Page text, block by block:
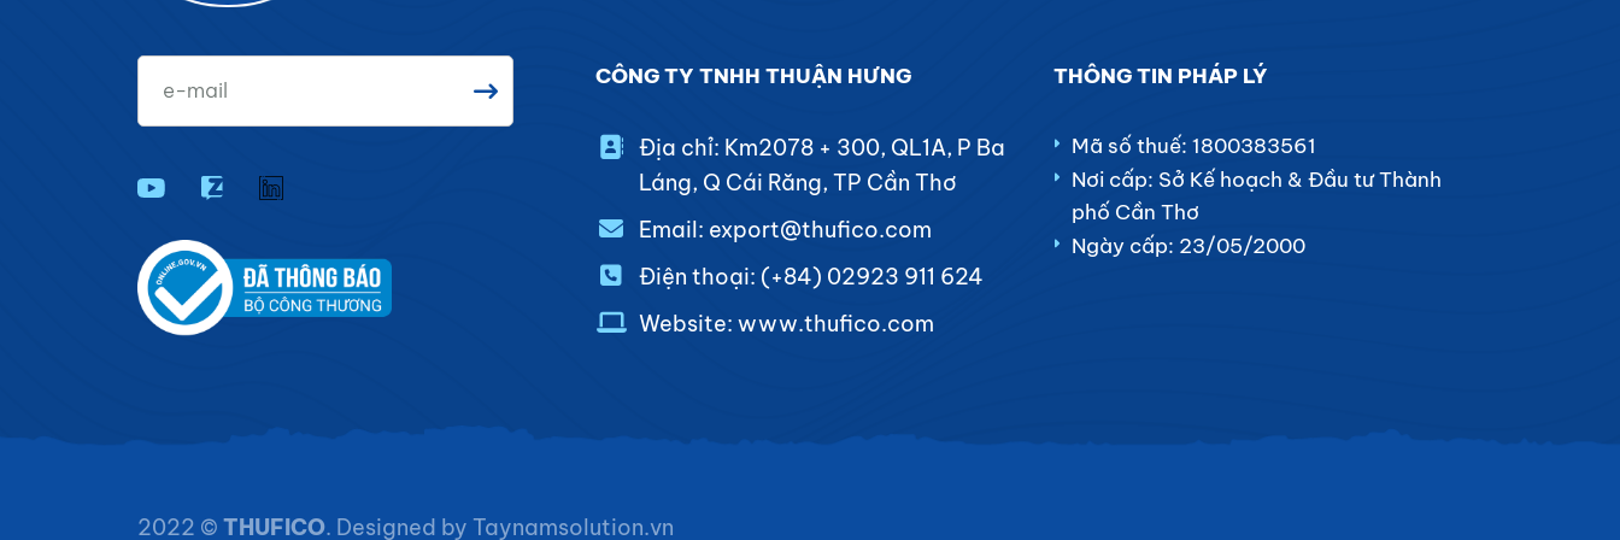
CÔNG TY TNHH THUẬN HƯNG
Địa chỉ: Km2078 + 300, QL1A, P Ba
Láng, Q Cái Răng, TP Cần Thơ
Email: export@thufico.com
Điện thoại: (+84) 02923 911 624
Website: www.thufico.com
THÔNG TIN PHÁP LÝ
Mã số thuế: 1800383561
Nơi cấp: Sở Kế hoạch & Đầu tư Thành
phố Cần Thơ
Ngày cấp: 23/05/2000
2022 © THUFICO. Designed by Taynamsolution.vn